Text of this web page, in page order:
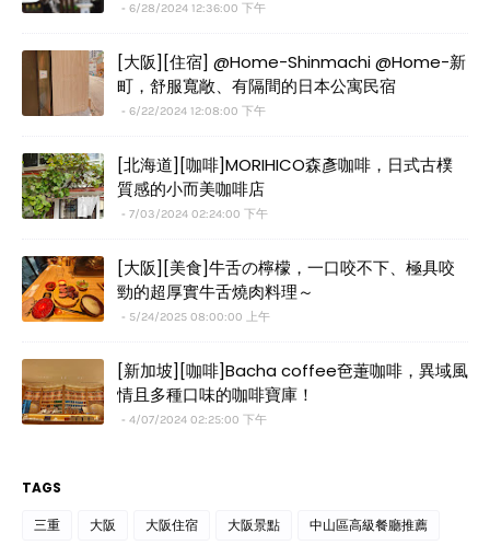
6/28/2024 12:36:00 下午
[大阪][住宿] @Home-Shinmachi @Home-新
町，舒服寬敞、有隔間的日本公寓民宿
6/22/2024 12:08:00 下午
[北海道][咖啡]MORIHICO森彥咖啡，日式古樸
質感的小而美咖啡店
7/03/2024 02:24:00 下午
[大阪][美食]牛舌の檸檬，一口咬不下、極具咬
勁的超厚實牛舌燒肉料理～
5/24/2025 08:00:00 上午
[新加坡][咖啡]Bacha coffee夿萐咖啡，異域風
情且多種口味的咖啡寶庫！
4/07/2024 02:25:00 下午
TAGS
三重 大阪 大阪住宿 大阪景點 中山區高級餐廳推薦